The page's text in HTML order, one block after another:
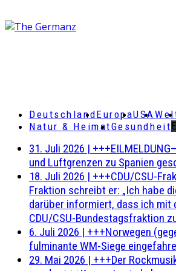
DeutschlandEuropaUSA
Natur & HeimatGesundheit
31. Juli 2026 |
und Luftgrenzen zu Spanien
18. Juli 2026 | +++CDU/CSU-
Fraktion schreibt er: „Ich habe
darüber informiert, dass ich mit
CDU/CSU-Bundestagsfraktion
6. Juli 2026 | +++Norwegen
fulminante WM-Siege
29. Mai 2026 | +++Der